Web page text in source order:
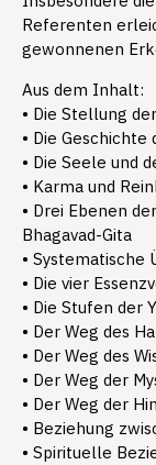
Referenten
gewonnenen
Aus dem Inhalt:
• Die Stellung
• Die Geschichte
• Die Seele und
• Karma und
• Drei Ebenen
Bhagavad-Gita
• Systematische
• Die vier
• Die Stufen der
• Der Weg des
• Der Weg des
• Der Weg der
• Der Weg der
• Beziehung
• Spirituelle